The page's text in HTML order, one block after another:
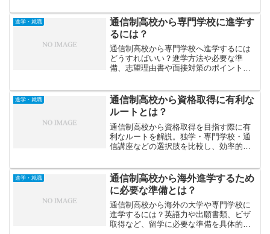
進学・就職
通信制高校から専門学校に進学す
るには？
通信制高校から専門学校へ進学するには
どうすればいい？進学方法や必要な準
備、志望理由書や面接対策のポイントな
進学・就職
通信制高校から資格取得に有利な
ルートとは？
通信制高校から資格取得を目指す際に有
利なルートを解説。独学・専門学校・通
信講座などの選択肢を比較し、効率的に
進学・就職
通信制高校から海外進学するため
に必要な準備とは？
通信制高校から海外の大学や専門学校に
進学するには？英語力や出願書類、ビザ
取得など、留学に必要な準備を具体的に